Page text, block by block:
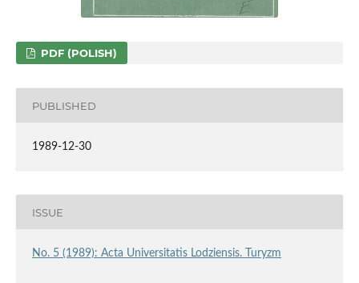
PDF (POLISH)
PUBLISHED
1989-12-30
ISSUE
No. 5 (1989): Acta Universitatis Lodziensis. Turyzm